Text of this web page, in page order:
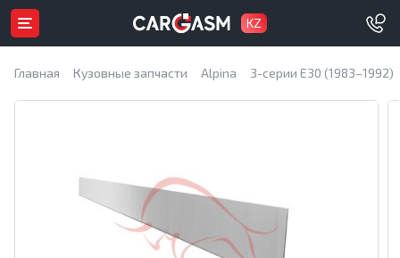
KZ
Главная Кузовные запчасти Alpina 3-серии E30 (1983–1992)